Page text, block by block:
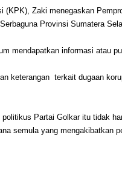
(KPK), Zaki menegaskan
Provinsi Sumatera
mendapatkan informasi atau
keterangan terkait dugaan
Partai Golkar itu tidak
semula yang mengakibatkan